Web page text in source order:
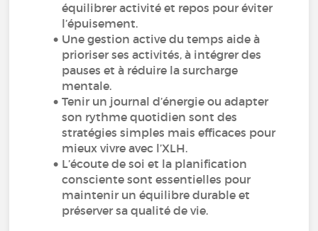
équilibrer activité et repos pour éviter
l’épuisement.
Une gestion active du temps aide à
prioriser ses activités, à intégrer des
pauses et à réduire la surcharge
mentale.
Tenir un journal d’énergie ou adapter
son rythme quotidien sont des
stratégies simples mais efficaces pour
mieux vivre avec l’XLH.
L’écoute de soi et la planification
consciente sont essentielles pour
maintenir un équilibre durable et
préserver sa qualité de vie.